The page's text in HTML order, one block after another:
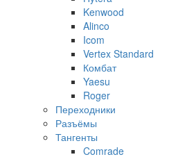
Kenwood
Alinco
Icom
Vertex Standard
Комбат
Yaesu
Roger
Переходники
Разъёмы
Тангенты
Comrade